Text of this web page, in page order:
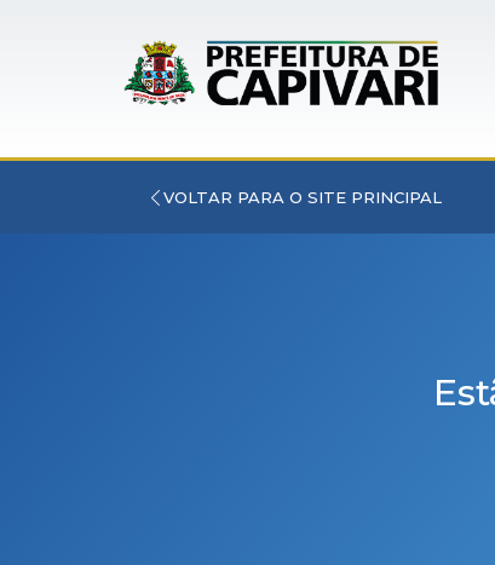
VOLTAR PARA O SITE PRINCIPAL